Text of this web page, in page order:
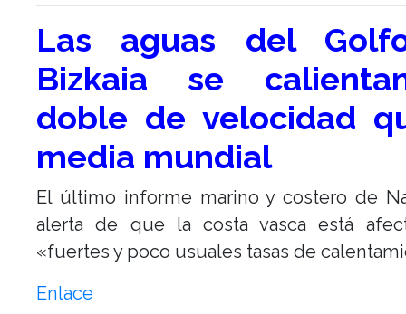
Las aguas del
Bizkaia se
doble de velocidad
media mundial
El último informe marino y costero de
alerta de que la costa vasca está
«fuertes y poco usuales tasas de
Enlace